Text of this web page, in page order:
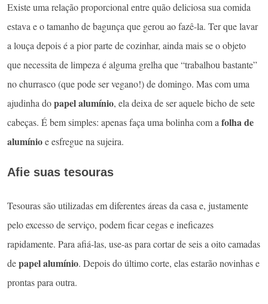
Existe uma relação proporcional entre quão deliciosa sua comida
estava e o tamanho de bagunça que gerou ao fazê-la. Ter que lavar
a louça depois é a pior parte de cozinhar, ainda mais se o objeto
que necessita de limpeza é alguma grelha que “trabalhou bastante”
no churrasco (que pode ser vegano!) de domingo. Mas com uma
ajudinha dopapel alumínio, ela deixa de ser aquele bicho de sete
cabeças. É bem simples: apenas faça uma bolinha com afolha de
alumínioe esfregue na sujeira.
Afie suas tesouras
Tesouras são utilizadas em diferentes áreas da casa e, justamente
pelo excesso de serviço, podem ficar cegas e ineficazes
rapidamente. Para afiá-las, use-as para cortar de seis a oito camadas
depapel alumínio. Depois do último corte, elas estarão novinhas e
prontas para outra.